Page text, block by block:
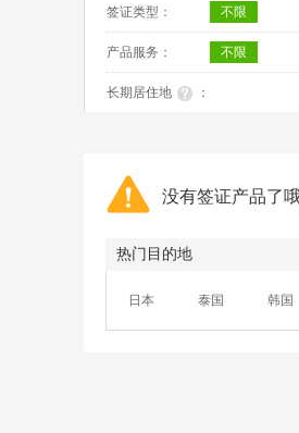
签证类型： 不限
产品服务： 不限
长期居住地 ：
没有签证产品了
热门目的地
日本 泰国 韩国